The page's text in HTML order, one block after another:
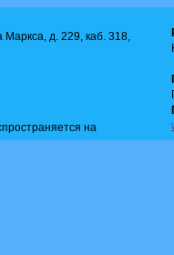
Маркса, д. 229, каб. 318,
на